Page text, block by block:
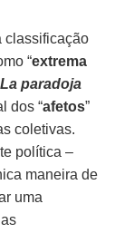
classificação
“extrema
La paradoja
dos “afetos”
coletivas.
política –
maneira de
uma